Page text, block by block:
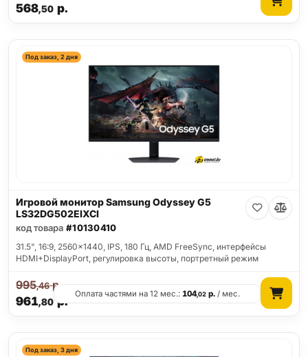
568,50р.
Под заказ, 2 дня
Игровой монитор Samsung Odyssey G5
LS32DG502EIXCI
код товара #10130410
31.5", 16:9, 2560x1440, IPS, 180 Гц, AMD FreeSync, интерфейсы
HDMI+DisplayPort, регулировка высоты, портретный режим
961,80р.
995,46р.
Оплата частями на 12 мес.: 104,02р./ мес.
Под заказ, 3 дня